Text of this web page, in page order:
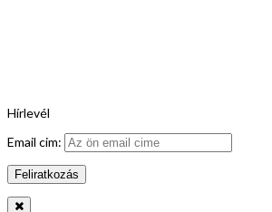
Hírlevél
Email cim: